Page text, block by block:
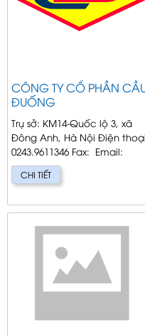
CÔNG TY CỔ PHẦN
ĐUỐNG
Trụ sở: KM14-Quốc lộ 3, xã
Đông Anh, Hà Nội Điện
0243.9611346 Fax: Email:
cdc@cauduong.com.vn
Giám đốc: Ngô Th&agra...
CHI TIẾT